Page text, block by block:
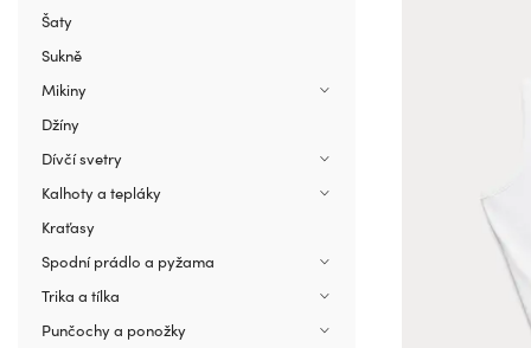
Šaty
Sukně
Mikiny
Džíny
Dívčí svetry
Kalhoty a tepláky
Kraťasy
Spodní prádlo a pyžama
Trika a tílka
Punčochy a ponožky